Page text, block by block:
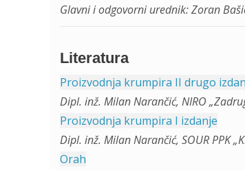
Glavni i odgovorni urednik: Zoran
Literatura
Proizvodnja krumpira II drugo
Dipl. inž. Milan Narančić, NIRO
Proizvodnja krumpira I izdanje
Dipl. inž. Milan Narančić, SOUR PPK
Orah